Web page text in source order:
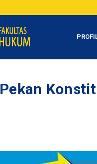
Pekan